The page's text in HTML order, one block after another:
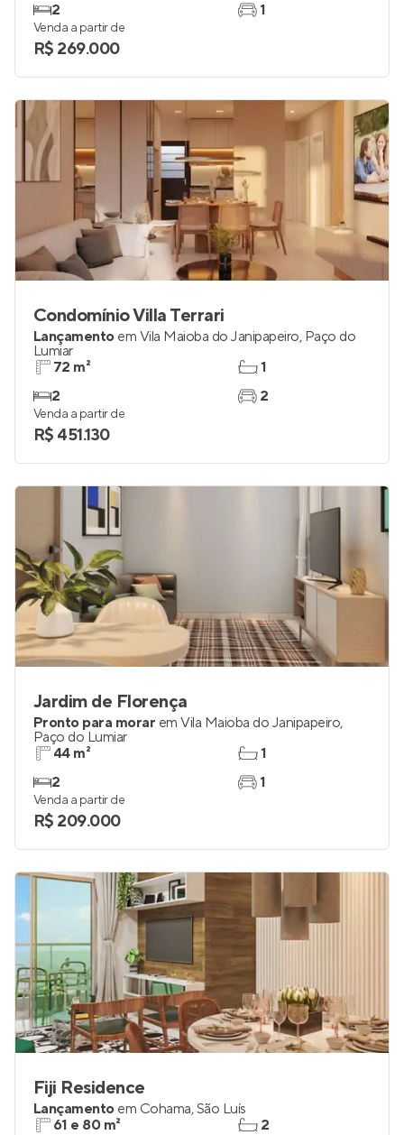
2
1
Venda a partir de
R$ 269.000
Condomínio Villa Terrari
Lançamento em Vila Maioba do Janipapeiro, Paço do
Lumiar
72 m²
2
1
2
Venda a partir de
R$ 451.130
Jardim de Florença
Pronto para morar em Vila Maioba do Janipapeiro,
Paço do Lumiar
44 m²
2
1
1
Venda a partir de
R$ 209.000
Fiji Residence
Lançamento em Cohama,São Luís
61 e 80 m²
2